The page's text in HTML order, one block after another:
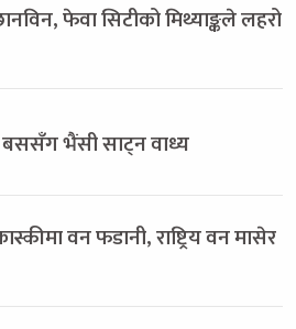
फेवा सिटीको मिथ्याङ्कले लहरो
बससँग भैंसी साट्न वाध्य
वन फडानी, राष्ट्रिय वन मासेर